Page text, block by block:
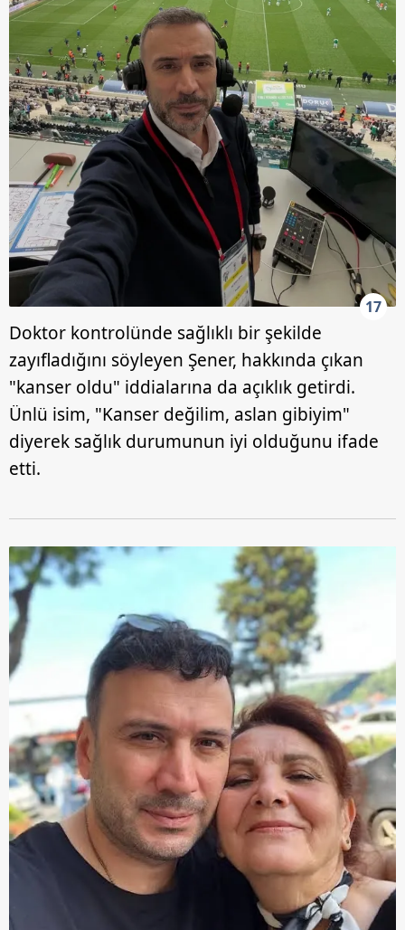
17
Doktor kontrolünde sağlıklı bir şekilde
zayıfladığını söyleyen Şener, hakkında çıkan
"kanser oldu" iddialarına da açıklık getirdi.
Ünlü isim, "Kanser değilim, aslan gibiyim"
diyerek sağlık durumunun iyi olduğunu ifade
etti.